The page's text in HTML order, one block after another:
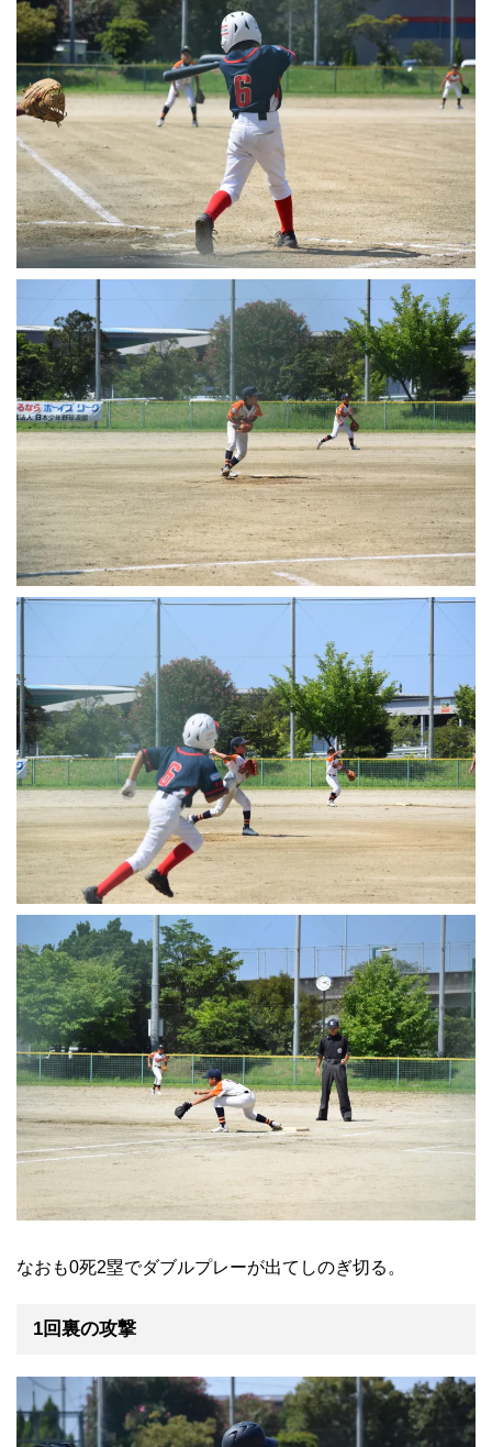
なおも0死2塁でダブルプレーが出てしのぎ切る。
1回裏の攻撃